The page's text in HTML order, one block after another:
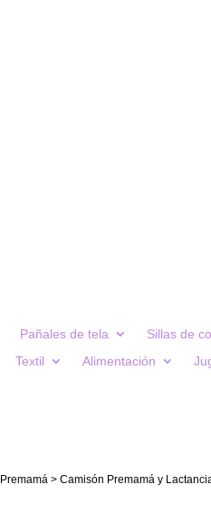
Pañales de tela Sillas de
Textil Alimentación
Premamá > Camisón Premamá y